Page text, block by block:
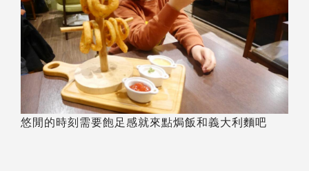
悠閒的時刻需要飽足感就來點焗飯和義大利麵吧